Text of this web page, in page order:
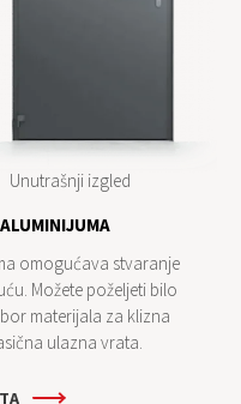
Unutrašnji izgled
u različitim
ih,
otisaka
UKRASNA LAJSNA
praktična završna obrada krila vrata
LUX rasvjetom.
KVAKA
omogućava stvaranje
Možete poželjeti bilo
materijala za klizna
ulazna vrata.